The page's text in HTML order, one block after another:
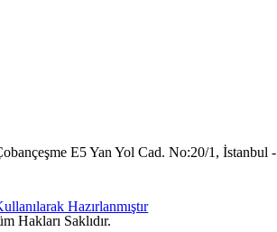
E5 Yan Yol Cad. No:20/1, İstanbul
Hazırlanmıştır
Hakları Saklıdır.